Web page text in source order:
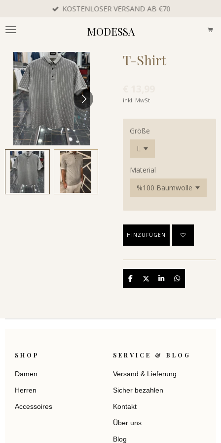
springen
MODESSA
KOSTENLOSER VERSAND AB €70
T-Shirt
inkl. MwSt
Größe
Material
HINZUFÜGEN
TeilenTeilenTeilenTeilen
SHOP
Damen
Herren
Accessoires
SERVICE & BLOG
Versand & Lieferung
Sicher bezahlen
Kontakt
Über uns
Blog